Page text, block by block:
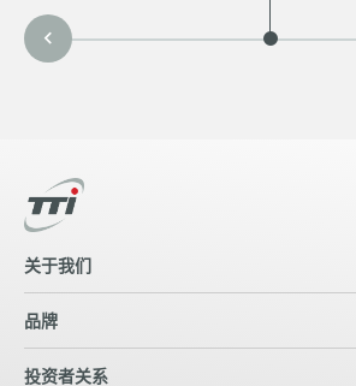
关于我们
品牌
投资者关系